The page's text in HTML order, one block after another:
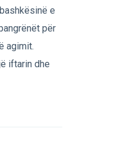
e
për
agimit.
iftarin dhe